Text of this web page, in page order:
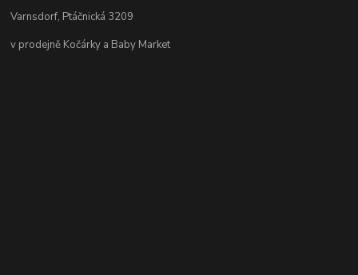
Varnsdorf, Ptáčnická 3209
v prodejně Kočárky a Baby Market